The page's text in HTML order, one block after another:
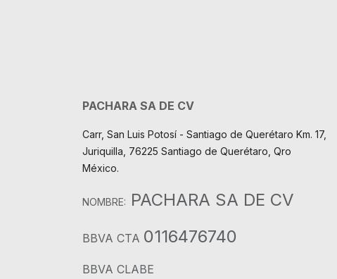
PACHARA SA DE CV
Carr, San Luis Potosí - Santiago de Querétaro Km. 17,
Juriquilla, 76225 Santiago de Querétaro, Qro
México.
NOMBRE: PACHARA SA DE CV
BBVA CTA 0116476740
BBVA CLABE